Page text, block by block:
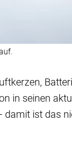
in seinen
damit ist das